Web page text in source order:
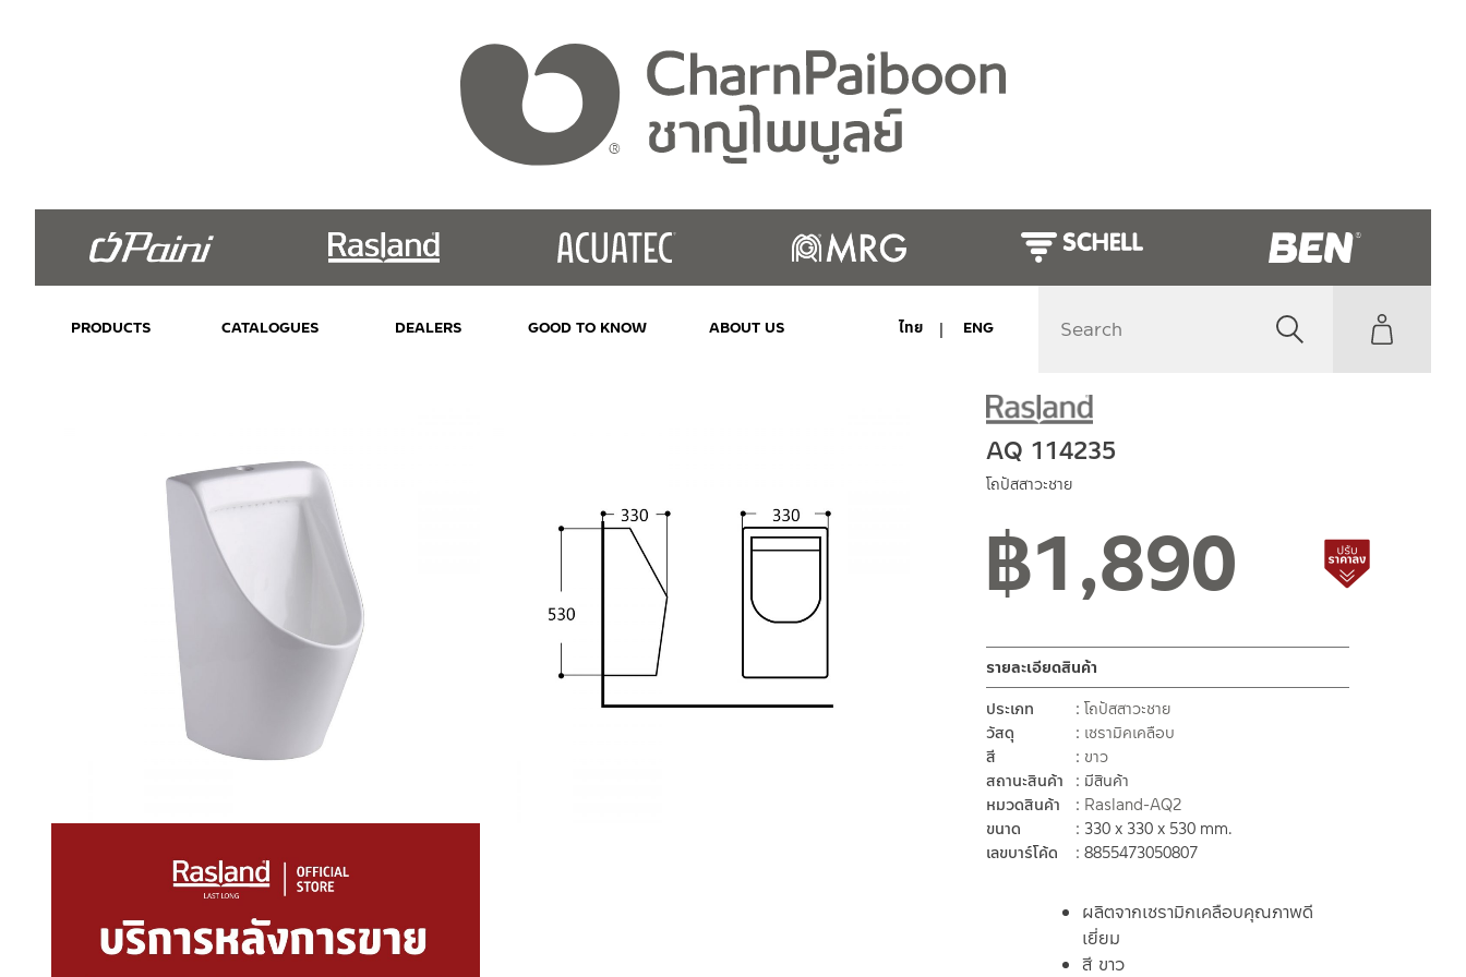
PRODUCTS CATALOGUES DEALERS GOOD TO KNOW ABOUT US ไทย ENG
AQ 114235
โถปัสสาวะชาย
฿1,890 สถานะสินค้าขายปกติ
ผลิตจากเซรามิกเคลือบคุณภาพดี
เยี่ยม
สี ขาว
รายละเอียดสินค้า
ประเภท
โถปัสสาวะชาย
วัสดุ
เซรามิคเคลือบ
สี
ขาว
สถานะสินค้า
มีสินค้า
หมวดสินค้า
Rasland-AQ2
ขนาด
330 x 330 x 530 mm.
เลขบาร์โค้ด
8855473050807